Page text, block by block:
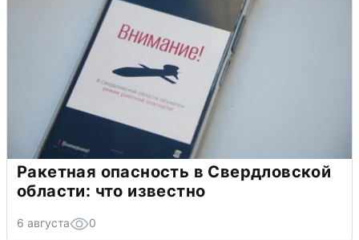
Ракетная опасность в Свердловской
области: что известно
6 августа 0